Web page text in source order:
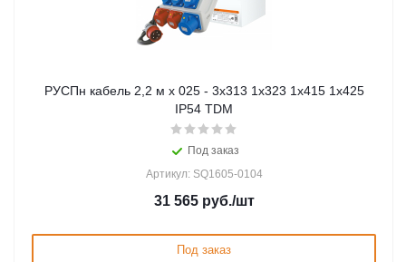
РУСПн кабель 2,2 м х 025 - 3х313 1х323 1х415 1х425
IP54 TDM
Под заказ
Артикул: SQ1605-0104
31 565руб./шт
Под заказ